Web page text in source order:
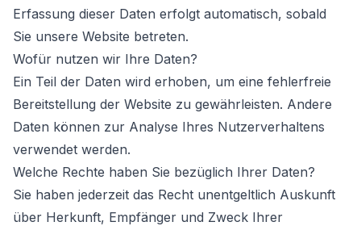
Erfassung dieser Daten erfolgt automatisch, sobald
Sie unsere Website betreten.
Wofür nutzen wir Ihre Daten?
Ein Teil der Daten wird erhoben, um eine fehlerfreie
Bereitstellung der Website zu gewährleisten. Andere
Daten können zur Analyse Ihres Nutzerverhaltens
verwendet werden.
Welche Rechte haben Sie bezüglich Ihrer Daten?
Sie haben jederzeit das Recht unentgeltlich Auskunft
über Herkunft, Empfänger und Zweck Ihrer